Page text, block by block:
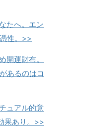
たへ。エン
性。>>
開運財布。
あるのはコ
ュアル的意
果あり。>>